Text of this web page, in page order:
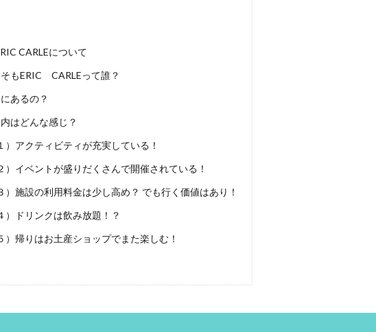
CARLEについて
もERIC CARLEって誰？
あるの？
はどんな感じ？
）アクティビティが充実している！
）イベントが盛りだくさんで開催されている！
）施設の利用料金は少し高め？ でも行く価値はあり！
）ドリンクは飲み放題！？
）帰りはお土産ショップでまた楽しむ！